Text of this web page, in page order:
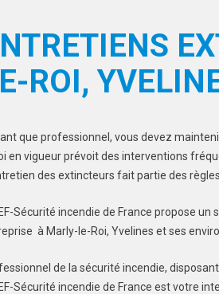
ROI,
que professionnel, vous devez
en vigueur prévoit des interventions
des extincteurs fait partie des
Sécurité incendie de France propose
à Marly-le-Roi, Yvelines et ses
de la sécurité incendie,
Sécurité incendie de France est votre